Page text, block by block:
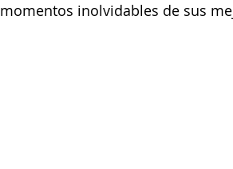
momentos inolvidables de sus